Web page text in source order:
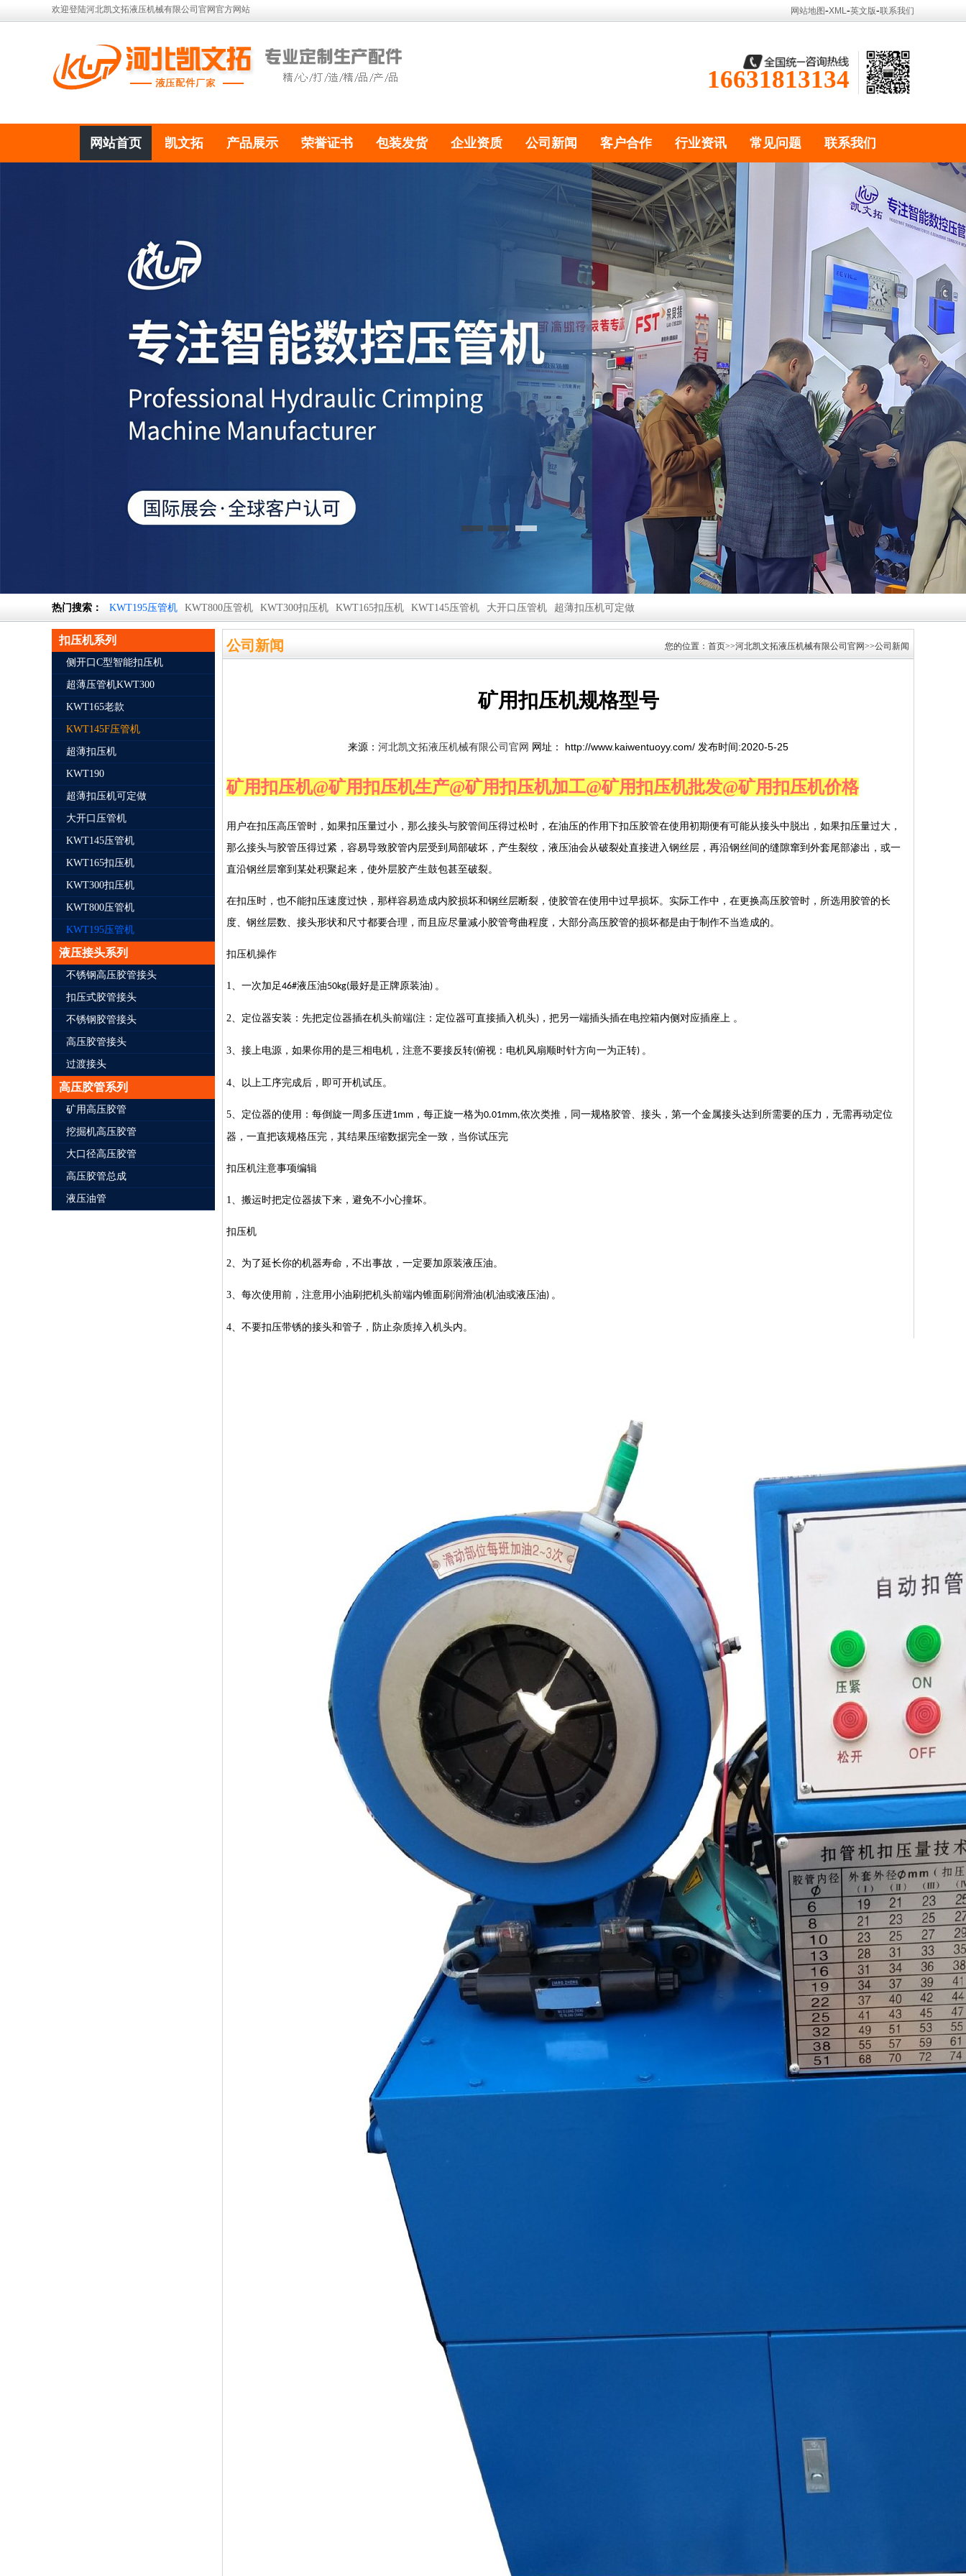
欢迎登陆河北凯文拓液压机械有限公司官网官方网站 网站地图-XML-英文版-联系我们
16631813134
网站首页 凯文拓 产品展示 荣誉证书 包装发货 企业资质 公司新闻 客户合作 行业资讯 常见问题 联系我们
热门搜索： KWT195压管机 KWT800压管机 KWT300扣压机 KWT165扣压机 KWT145压管机 大开口压管机 超薄扣压机可定做
扣压机系列
侧开口C型智能扣压机
超薄压管机KWT300
KWT165老款
KWT145F压管机
超薄扣压机
KWT190
超薄扣压机可定做
大开口压管机
KWT145压管机
KWT165扣压机
KWT300扣压机
KWT800压管机
KWT195压管机
液压接头系列
不锈钢高压胶管接头
扣压式胶管接头
不锈钢胶管接头
高压胶管接头
过渡接头
高压胶管系列
矿用高压胶管
挖掘机高压胶管
大口径高压胶管
高压胶管总成
液压油管
公司新闻 您的位置：首页>>河北凯文拓液压机械有限公司官网>>公司新闻
矿用扣压机规格型号
来源： 河北凯文拓液压机械有限公司官网 网址： http://www.kaiwentuoyy.com/ 发布时间:2020-5-25
矿用扣压机@矿用扣压机生产@矿用扣压机加工@矿用扣压机批发@矿用扣压机价格
用户在扣压高压管时，如果扣压量过小，那么接头与胶管间压得过松时，在油压的作用下扣压胶管在使用初期便有可能从接头中脱出，如果扣压量过大，
那么接头与胶管压得过紧，容易导致胶管内层受到局部破坏，产生裂纹，液压油会从破裂处直接进入钢丝层，再沿钢丝间的缝隙窜到外套尾部渗出，或一
直沿钢丝层窜到某处积聚起来，使外层胶产生鼓包甚至破裂。
在扣压时，也不能扣压速度过快，那样容易造成内胶损坏和钢丝层断裂，使胶管在使用中过早损坏。实际工作中，在更换高压胶管时，所选用胶管的长
度、钢丝层数、接头形状和尺寸都要合理，而且应尽量减小胶管弯曲程度，大部分高压胶管的损坏都是由于制作不当造成的。
扣压机操作
1 、一次加足46#液压油50kg(最好是正牌原装油) 。
2 、定位器安装：先把定位器插在机头前端(注：定位器可直接插入机头) ，把另一端插头插在电控箱内侧对应插座上 。
3 、接上电源，如果你用的是三相电机，注意不要接反转(俯视：电机风扇顺时针方向一为正转) 。
4 、以上工序完成后，即可开机试压。
5 、定位器的使用：每倒旋一周多压进1mm ，每正旋一格为0.01mm,依次类推，同一规格胶管、接头，第一个金属接头达到所需要的压力，无需再动定位
器，一直把该规格压完，其结果压缩数据完全一致，当你试压完
扣压机注意事项编辑
1 、搬运时把定位器拔下来，避免不小心撞坏。
扣压机
2 、为了延长你的机器寿命，不出事故，一定要加原装液压油。
3 、每次使用前，注意用小油刷把机头前端内锥面刷润滑油(机油或液压油) 。
4 、不要扣压带锈的接头和管子，防止杂质掉入机头内。